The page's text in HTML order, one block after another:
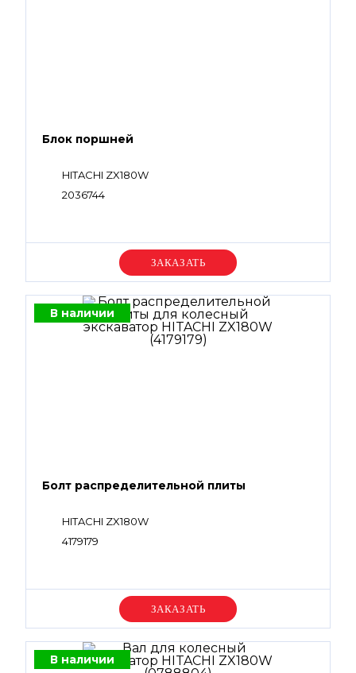
Блок поршней
HITACHI ZX180W
2036744
Уточняйте цену
В наличии
Болт распределительной плиты
HITACHI ZX180W
4179179
Уточняйте цену
В наличии